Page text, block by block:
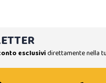
esclusividirettamente nella